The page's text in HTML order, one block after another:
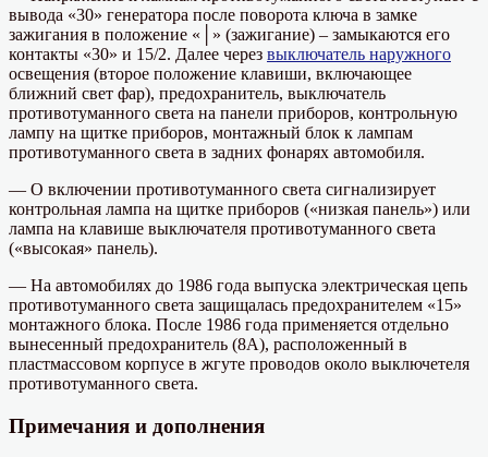
вывода «30» генератора после поворота ключа в замке
зажигания в положение «│» (зажигание) – замыкаются его
контакты «30» и 15/2. Далее через выключатель наружного
освещения (второе положение клавиши, включающее
ближний свет фар), предохранитель, выключатель
противотуманного света на панели приборов, контрольную
лампу на щитке приборов, монтажный блок к лампам
противотуманного света в задних фонарях автомобиля.
— О включении противотуманного света сигнализирует
контрольная лампа на щитке приборов («низкая панель») или
лампа на клавише выключателя противотуманного света
(«высокая» панель).
— На автомобилях до 1986 года выпуска электрическая цепь
противотуманного света защищалась предохранителем «15»
монтажного блока. После 1986 года применяется отдельно
вынесенный предохранитель (8А), расположенный в
пластмассовом корпусе в жгуте проводов около выключетеля
противотуманного света.
Примечания и дополнения